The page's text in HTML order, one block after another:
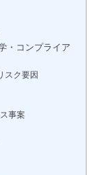
・コンプライア
スク要因
事案